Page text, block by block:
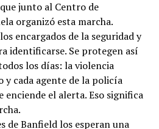
junto al Centro de
organizó esta marcha.
encargados de la seguridad y
identificarse. Se protegen así
los días: la violencia
cada agente de la policía
enciende el alerta. Eso significa
de Banfield los esperan una